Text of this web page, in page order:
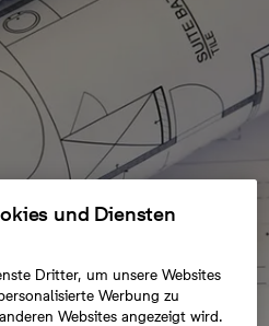
und Diensten
Dritter, um unsere Websites
Werbung zu
Websites angezeigt wird.